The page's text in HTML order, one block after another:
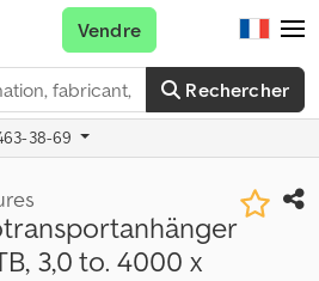
Rechercher
Vendre
38-69
3,0 to. 4000 x